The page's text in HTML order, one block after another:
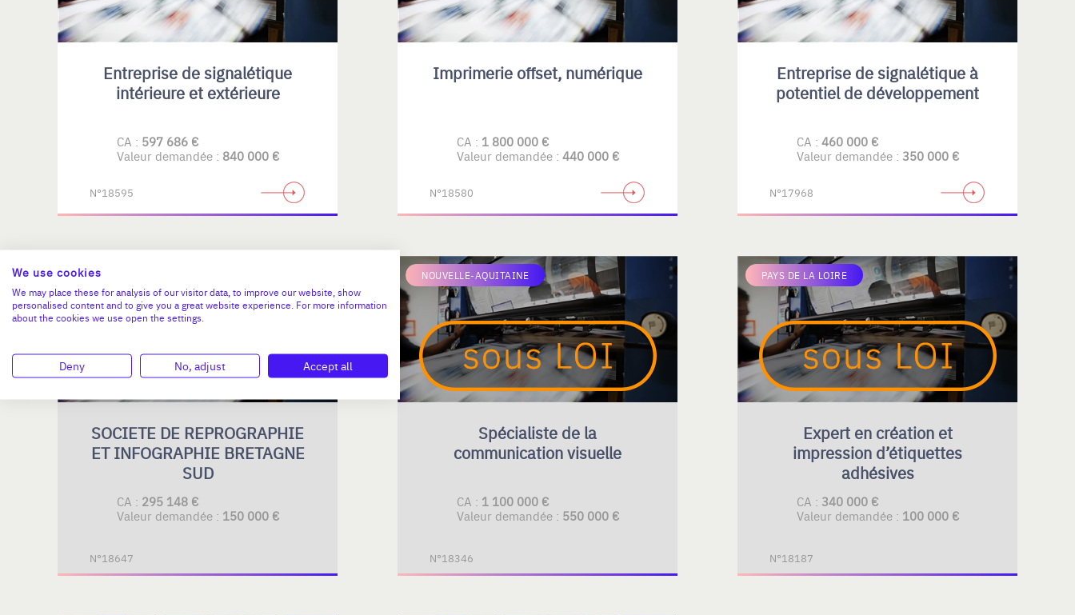
Entreprise de signalétique
intérieure et extérieure
CA : 597 686 €
Valeur demandée : 840 000 €
N°18595
Imprimerie offset, numérique
CA : 1 800 000 €
Valeur demandée : 440 000 €
N°18580
Entreprise de signalétique à
potentiel de développement
CA : 460 000 €
Valeur demandée : 350 000 €
N°17968
BRETAGNE
SOCIETE DE REPROGRAPHIE
ET INFOGRAPHIE BRETAGNE
SUD
CA : 295 148 €
Valeur demandée : 150 000 €
N°18647
NOUVELLE-AQUITAINE
Spécialiste de la
communication visuelle
CA : 1 100 000 €
Valeur demandée : 550 000 €
N°18346
PAYS DE LA LOIRE
Expert en création et
impression d’étiquettes
adhésives
CA : 340 000 €
Valeur demandée : 100 000 €
N°18187
We use cookies
We may place these for analysis of our visitor data, to improve our website, show
personalised content and to give you a great website experience. For more information
about the cookies we use open the settings.
Deny No, adjust Accept all